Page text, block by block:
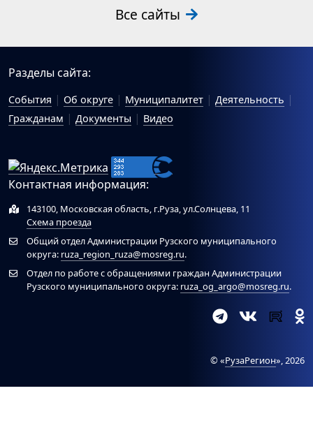
Все сайты
Разделы сайта:
События Об округе Муниципалитет
Деятельность
Гражданам
Документы Видео
Контактная информация:
143100, Московская область, г.Руза, ул.Солнцева, 11
Схема проезда
Общий отдел Администрации Рузского муниципального
округа: ruza_region_ruza@mosreg.ru.
Отдел по работе с обращениями граждан Администрации
Рузского муниципального округа: ruza_og_argo@mosreg.ru.
© «РузаРегион», 2026